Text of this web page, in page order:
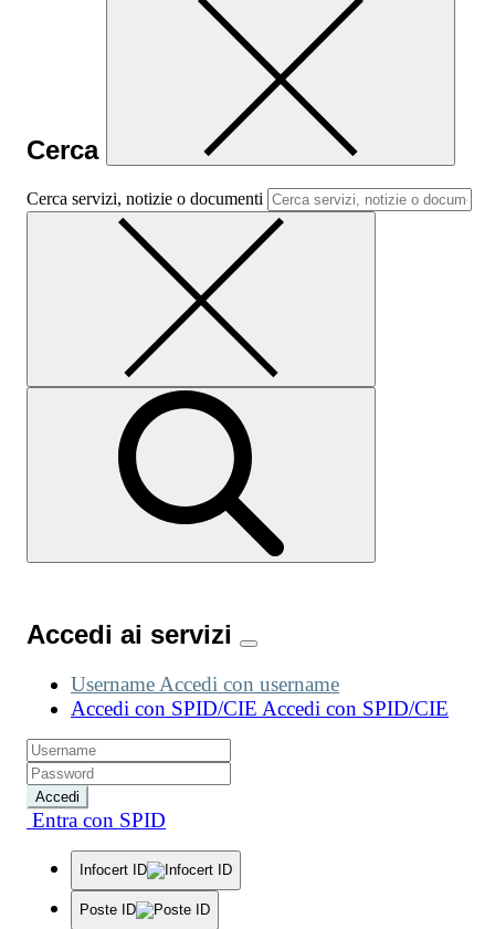
Cerca
Cerca servizi, notizie o documenti
Accedi ai servizi
UsernameAccedi con username
Accedi con SPID/CIE Accedi con SPID/CIE
Accedi
Entra con SPID
Infocert ID
Poste ID